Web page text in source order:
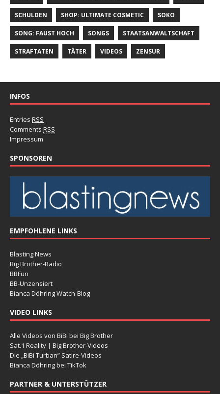
SCHULDEN SHOP: ULTIMATE COSMETIC SOKO
SONG: FAUST HOCH SONGS STAATSANWALTSCHAFT
STRAFTATEN TÄTER VIDEOS ZENSUR
INFOS
Entries RSS
Comments RSS
Impressum
SPONSOREN
EMPFOHLENE LINKS
Blasting News
Big Brother-Radio
BBFun
BB-Unzensiert
Bianca Döhring Watch-Blog
VIDEO LINKS
Alle Videos von BiBi bei Big Brother
Sat.1 Reality | Big Brother-Videos
Die „BiBi Turban” Satire-Videos
Bianca Döhring bei TikTok
PARTNER & UNTERSTÜTZER